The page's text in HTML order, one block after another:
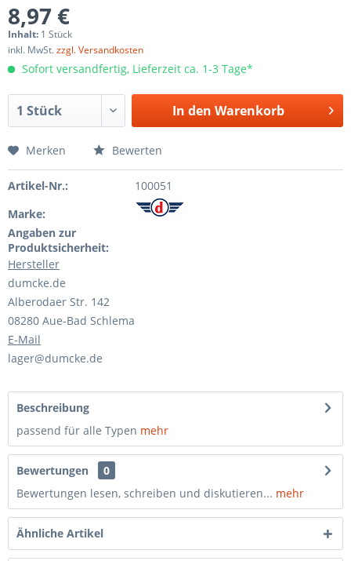
8,97 €
Inhalt: 1 Stück
inkl. MwSt.zzgl. Versandkosten
Sofort versandfertig, Lieferzeit ca. 1-3 Tage*
In den Warenkorb
Merken Bewerten
Artikel-Nr.:
100051
Marke:
Angaben zur
Produktsicherheit:
Hersteller
dumcke.de
Alberodaer Str. 142
08280 Aue-Bad Schlema
E-Mail
lager@dumcke.de
Beschreibung
passend für alle Typen mehr
Bewertungen
0
Bewertungen lesen, schreiben und diskutieren... mehr
Ähnliche Artikel